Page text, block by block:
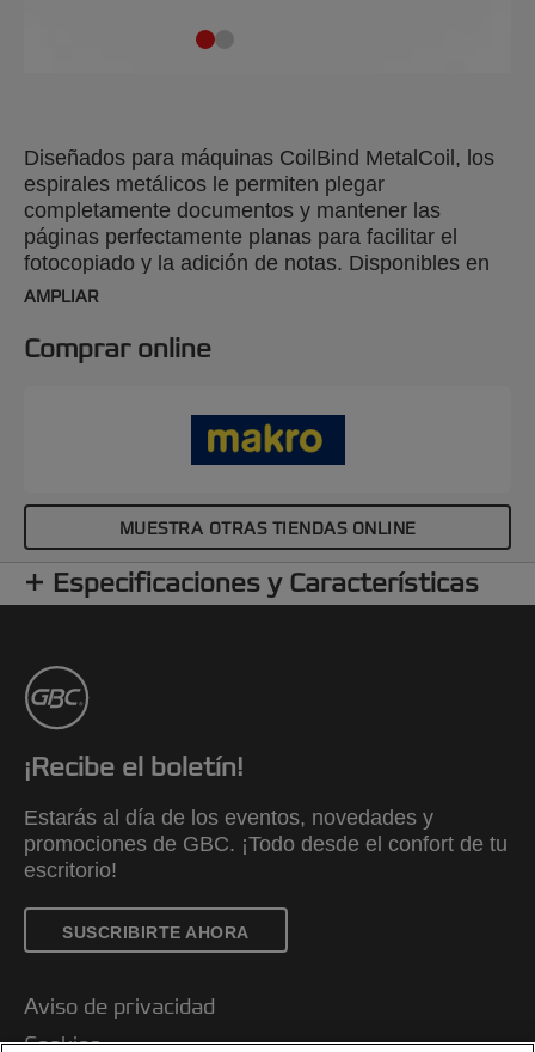
Diseñados para máquinas CoilBind MetalCoil, los
espirales metálicos le permiten plegar
completamente documentos y mantener las
páginas perfectamente planas para facilitar el
fotocopiado y la adición de notas. Disponibles en
varios tamaños hasta 450 hojas A4, ofrecen una
AMPLIAR
Comprar online
MUESTRA OTRAS TIENDAS ONLINE
Especificaciones y Características
¡Recibe el boletín!
Estarás al día de los eventos, novedades y
promociones de GBC. ¡Todo desde el confort de tu
escritorio!
SUSCRIBIRTE AHORA
Aviso de privacidad
Cookies